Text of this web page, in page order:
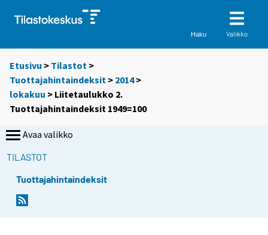
Haku Valikko
Etusivu > Tilastot >
Tuottajahintaindeksit > 2014>
lokakuu > Liitetaulukko 2.
Tuottajahintaindeksit 1949=100
Avaa valikko
TILASTOT
Tuottajahintaindeksit